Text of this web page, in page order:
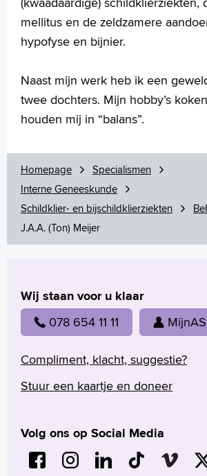
mellitus en de zeldzamere
hypofyse en bijnier.
Naast mijn werk heb ik een
twee dochters. Mijn hobby’s
houden mij in “balans”.
Homepage
Specialismen
Interne Geneeskunde
Schildklier- en bijschildklierziekten
J.A.A. (Ton) Meijer
Wij staan voor u klaar
078 654 11 11
Compliment, klacht, suggestie?
Stuur een kaartje en doneer
Volg ons op Social Media